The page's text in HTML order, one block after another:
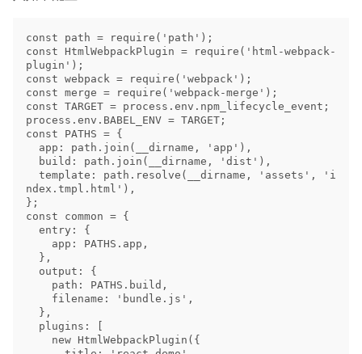
const path = require('path');
const HtmlWebpackPlugin = require('html-webpack-
plugin');
const webpack = require('webpack');
const merge = require('webpack-merge');
const TARGET = process.env.npm_lifecycle_event;
process.env.BABEL_ENV = TARGET;
const PATHS = {
ndex.tmpl.html'),
};
const common = {